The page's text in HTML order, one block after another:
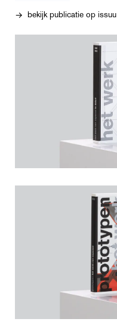
→ bekijk publicatie op issuu